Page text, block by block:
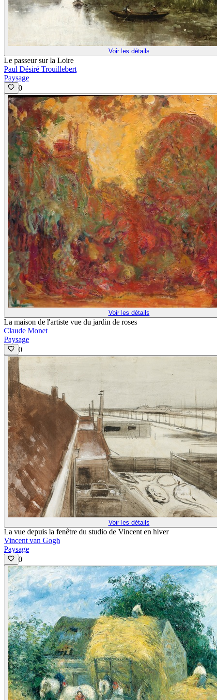
Voir les détails
Le passeur sur la Loire
Paul Désiré Trouillebert
Paysage
0
Voir les détails
La maison de l'artiste vue du jardin de roses
Claude Monet
Paysage
0
Voir les détails
La vue depuis la fenêtre du studio de Vincent en hiver
Vincent van Gogh
Paysage
0